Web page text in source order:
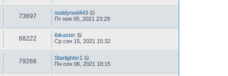
73697
noddynod443
Пт ноя 05, 2021 23:29
68222
ibikaster
Ср сен 15, 2021 15:32
79266
Starlighter1
Пн сен 06, 2021 18:15